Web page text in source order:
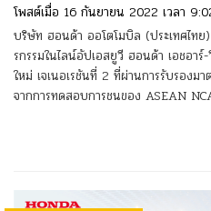
โพสต์เมื่อ 16 กันยายน 2022 เวลา
บริษัท ฮอนด้า ออโตโมบิล (ประเทศไทย
รกรรมในไลน์อัปเอสยูวี ฮอนด้า เอชอา
ใหม่ เจเนอเรชันที่ 2 ที่ผ่านการรับรองม
จากการทดสอบการชนของ ASEAN